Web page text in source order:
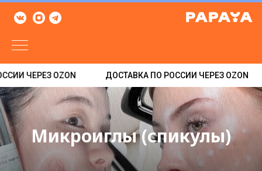
ЧЕРЕЗ OZON ДОСТАВКА ПО РОССИИ ЧЕРЕЗ OZON
Микроиглы (спикулы)